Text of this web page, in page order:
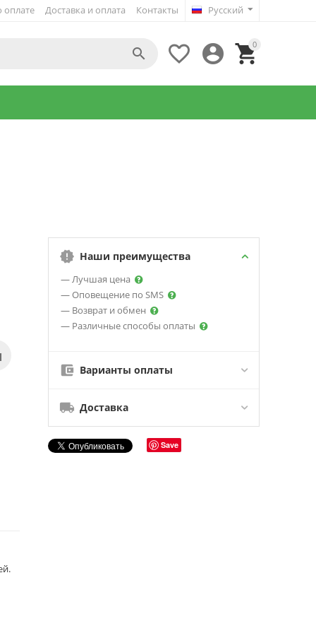
Русский
оплате Доставка и оплата Контакты
0




Наши преимущества
— Лучшая цена
— Оповещение по SMS
— Возврат и обмен
— Различные способы оплаты
Варианты оплаты
Доставка
Save